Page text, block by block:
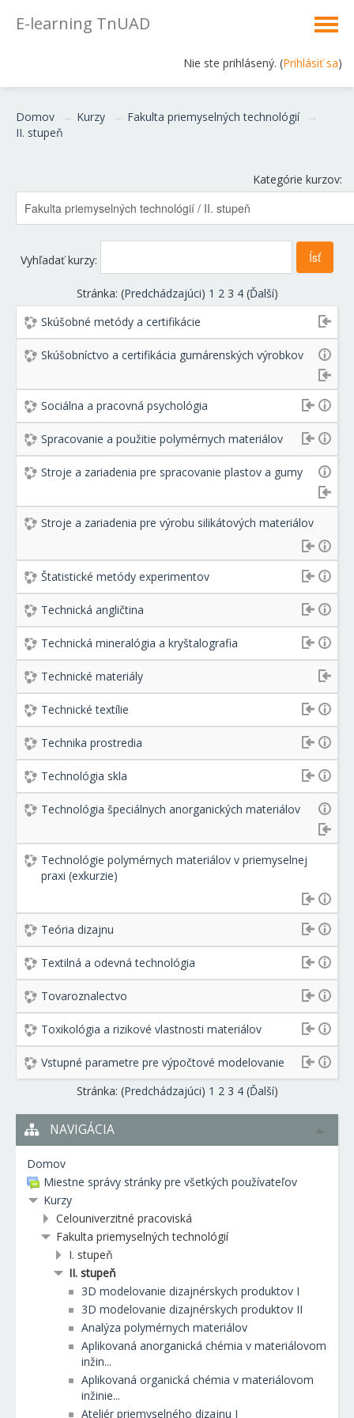
E-learning TnUAD
Nie ste prihlásený. (Prihlásiť sa)
Domov → Kurzy → Fakulta priemyselných technológií
→
II. stupeň
Kategórie kurzov:
Vyhľadať kurzy:
Stránka: (Predchádzajúci) 1 2 3 4 (Ďalší)
Skúšobné metódy a certifikácie
Skúšobníctvo a certifikácia gumárenských výrobkov
Sociálna a pracovná psychológia
Spracovanie a použitie polymérnych materiálov
Stroje a zariadenia pre spracovanie plastov a gumy
Stroje a zariadenia pre výrobu silikátových materiálov
Štatistické metódy experimentov
Technická angličtina
Technická mineralógia a kryštalografia
Technické materiály
Technické textílie
Technika prostredia
Technológia skla
Technológia špeciálnych anorganických materiálov
Technológie polymérnych materiálov v priemyselnej
praxi (exkurzie)
Teória dizajnu
Textilná a odevná technológia
Tovaroznalectvo
Toxikológia a rizikové vlastnosti materiálov
Vstupné parametre pre výpočtové modelovanie
Stránka: (Predchádzajúci) 1 2 3 4 (Ďalší)
NAVIGÁCIA
Domov
Miestne správy stránky pre všetkých používateľov
Kurzy
Celouniverzitné pracoviská
Fakulta priemyselných technológií
I. stupeň
II. stupeň
3D modelovanie dizajnérskych produktov I
3D modelovanie dizajnérskych produktov II
Analýza polymérnych materiálov
Aplikovaná anorganická chémia v materiálovom
inžin...
Aplikovaná organická chémia v materiálovom
inžinie...
Ateliér priemyselného dizajnu I